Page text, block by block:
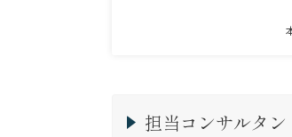
担当コンサルタン